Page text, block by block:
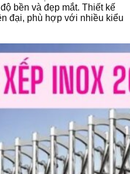
bền và đẹp mắt. Thiết kế
đại, phù hợp với nhiều kiểu